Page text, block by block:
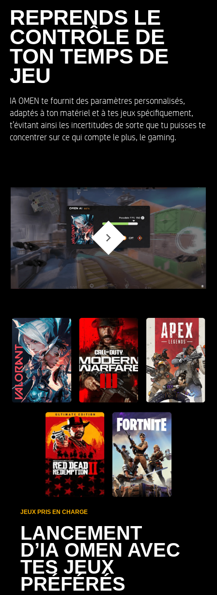
REPRENDS LE
CONTRÔLE DE
TON TEMPS DE
JEU
IA OMEN te fournit des paramètres personnalisés,
adaptés à ton matériel et à tes jeux spécifiquement,
t’évitant ainsi les incertitudes de sorte que tu puisses te
concentrer sur ce qui compte le plus, le gaming.
JEUX PRIS EN CHARGE
LANCEMENT
D’IA OMEN AVEC
TES JEUX
PRÉFÉRÉS